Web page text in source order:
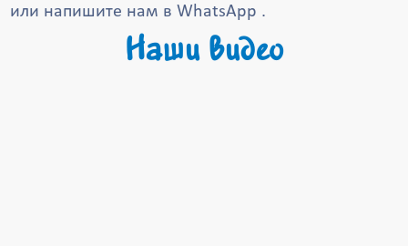
или напишите нам в WhatsApp .
Наши видео